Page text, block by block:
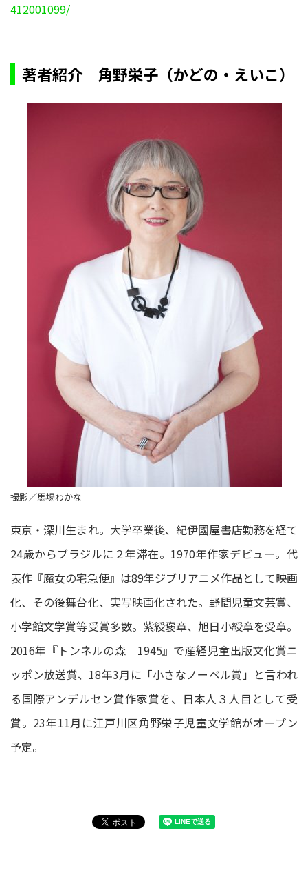
412001099/
著者紹介 角野栄子（かどの・えいこ）
撮影／馬場わかな
東京・深川生まれ。大学卒業後、紀伊國屋書店勤務を経て
24歳からブラジルに２年滞在。1970年作家デビュー。代
表作『魔女の宅急便』は89年ジブリアニメ作品として映画
化、その後舞台化、実写映画化された。野間児童文芸賞、
小学館文学賞等受賞多数。紫綬褒章、旭日小綬章を受章。
2016年『トンネルの森 1945』で産経児童出版文化賞ニ
ッポン放送賞、18年3月に「小さなノーベル賞」と言われ
る国際アンデルセン賞作家賞を、日本人３人目として受
賞。23年11月に江戸川区角野栄子児童文学館がオープン
予定。